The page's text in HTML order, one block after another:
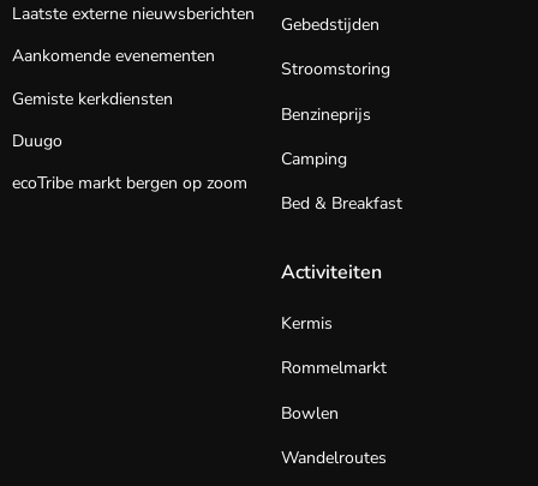
Laatste externe nieuwsberichten
Aankomende evenementen
Gemiste kerkdiensten
Duugo
ecoTribe markt bergen op zoom
Gebedstijden
Stroomstoring
Benzineprijs
Camping
Bed & Breakfast
Activiteiten
Kermis
Rommelmarkt
Bowlen
Wandelroutes